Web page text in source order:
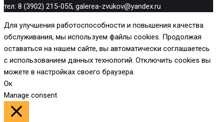
тел: 8 (3902) 215-055, galerea-zvukov@yandex.ru
Для улучшения работоспособности и повышения качества
обслуживания, мы используем файлы cookies. Продолжая
оставаться на нашем сайте, вы автоматически соглашаетесь
с использованием данных технологий. Отключить cookies вы
можете в настройках своего браузера.
Ок
Manage consent